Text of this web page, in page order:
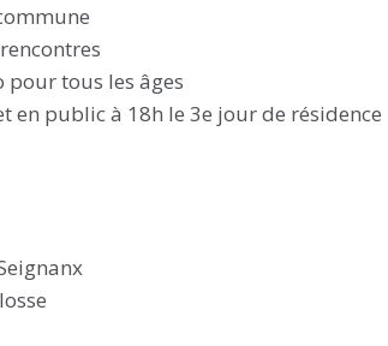
tous les âges
en public à 18h le 3e jour de résidence